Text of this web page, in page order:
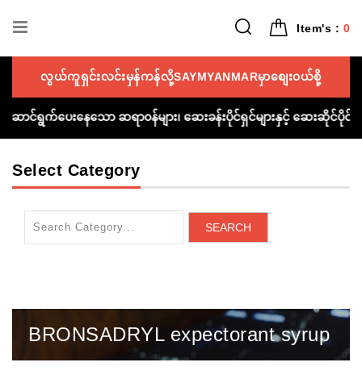
Item's : 0
လွယ်ကူရှင်းလင်းမှန်ကန်လို့SAYMYANMARမှာစျေး၀ယ်စို့
ောင်ရွက်ပေးနေသော ဆရာ၀န်များ၊ ဆေးခန်းပိုင်ရှင်များနှင့် ဆေ
Select Category
SEARCH
BRONSADRYL expectorant syrup